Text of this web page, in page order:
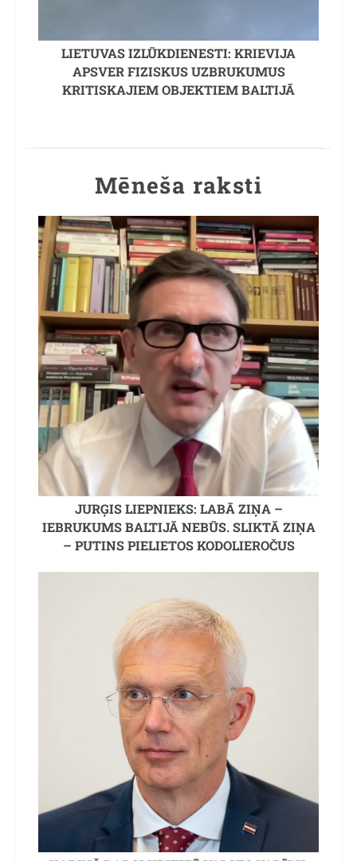
LIETUVAS IZLŪKDIENESTI: KRIEVIJA
APSVER FIZISKUS UZBRUKUMUS
KRITISKAJIEM OBJEKTIEM BALTIJĀ
Mēneša raksti
JURĢIS LIEPNIEKS: LABĀ ZIŅA –
IEBRUKUMS BALTIJĀ NEBŪS. SLIKTĀ ZIŅA
– PUTINS PIELIETOS KODOLIEROČUS